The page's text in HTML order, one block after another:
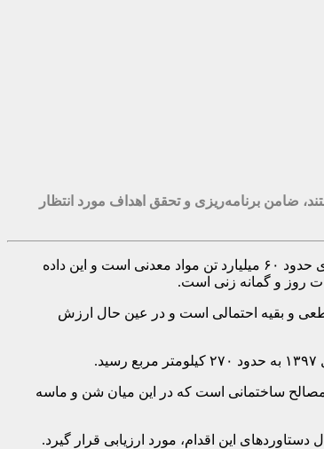
دقیق و مستند، ضامن برنامه‌ریزی و تحقق اهداف مورد انتظار
به گزارش معدن مدیا و به نقل از ایرنا، «مصطفی عالمی» تصریح کرد: براساس آمارهایی که از سوی رسانه ها در جامعه منتشر می شود، کشورمان دارای حدود ۶۰ میلیارد تن مواد معدنی است و این داده
روز و گمانه زنی است.
میزان ذخایر معدنی شناسایی شده در سطح کشور ۵۷ میلیارد تن است که از این رقم حدود ۳۴ میلیارد تن قطعی و بقیه احتمالی است و در عین حال ارزش
بدانیم که حدود ۶۰ درصد ذخایر شناسایی شده معدنی کشور مصالح ساختمانی است که در این میان شن و ماسه